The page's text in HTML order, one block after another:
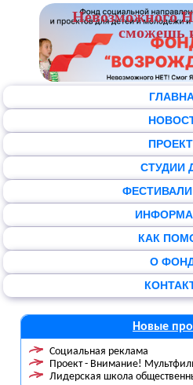
Невозможного
сможешь
СТУДИИ
КАК
О
Новые
Социальная реклама
Проект - Внимание!
Лидерская школа